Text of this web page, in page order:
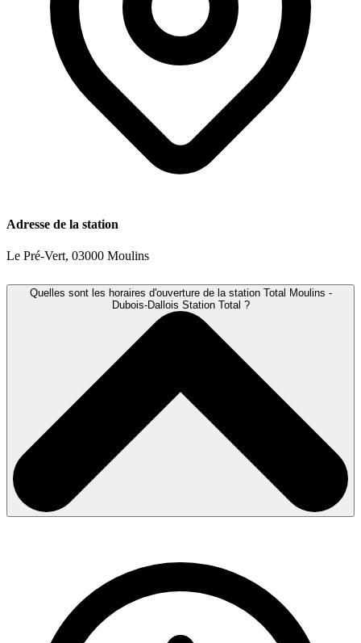
Adresse de la station
Le Pré-Vert, 03000 Moulins
Quelles sont les horaires d'ouverture de la station Total Moulins -
Dubois-Dallois Station Total ?